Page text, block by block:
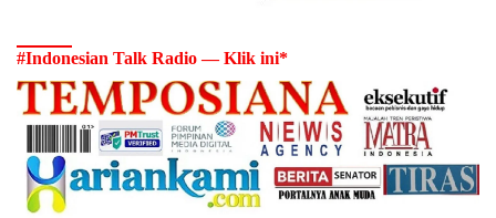
#Indonesian Talk Radio — Klik ini*